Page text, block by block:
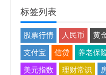
标签列表
股票行情 人民币 黄
支付宝 信贷 养老保
美元指数 理财常识